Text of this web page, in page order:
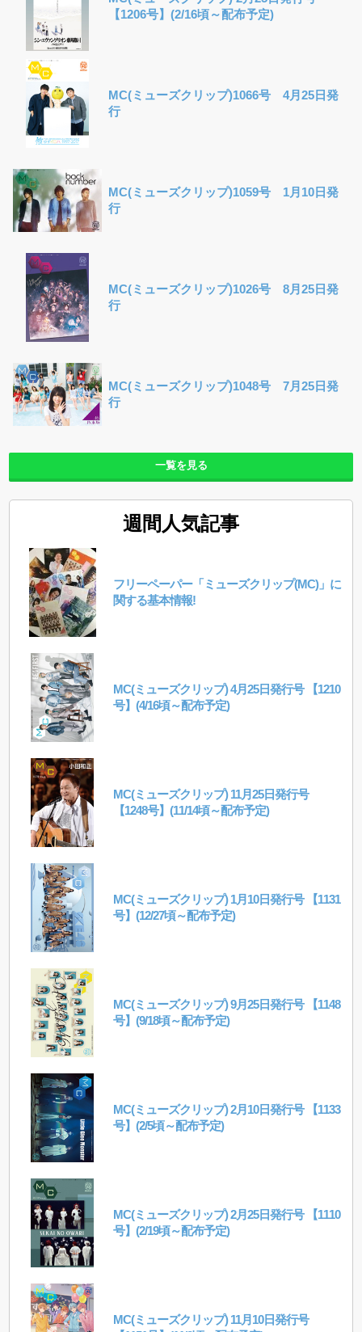
【1206号】(2/16頃～配布予定)
MC(ミューズクリップ)1066号 4月25日発
行
MC(ミューズクリップ)1059号 1月10日発
行
MC(ミューズクリップ)1026号 8月25日発
行
MC(ミューズクリップ)1048号 7月25日発
行
一覧を見る
週間人気記事
フリーペーパー「ミューズクリップ(MC)」に
関する基本情報!
MC(ミューズクリップ) 4月25日発行号 【1210
号】(4/16頃～配布予定)
MC(ミューズクリップ) 11月25日発行号
【1248号】(11/14頃～配布予定)
MC(ミューズクリップ) 1月10日発行号 【1131
号】(12/27頃～配布予定)
MC(ミューズクリップ) 9月25日発行号 【1148
号】(9/18頃～配布予定)
MC(ミューズクリップ) 2月10日発行号 【1133
号】(2/5頃～配布予定)
MC(ミューズクリップ) 2月25日発行号 【1110
号】(2/19頃～配布予定)
MC(ミューズクリップ) 11月10日発行号